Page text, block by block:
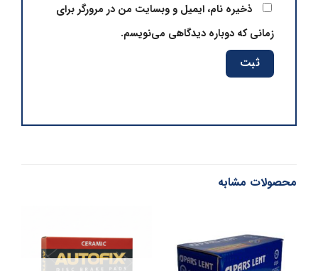
ذخیره نام، ایمیل و وبسایت من در مرورگر برای
زمانی که دوباره دیدگاهی می‌نویسم.
محصولات مشابه